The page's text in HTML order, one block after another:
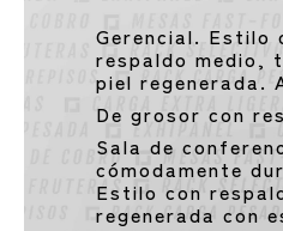
Gerencial. Estilo
respaldo medio,
piel regenerada.
De grosor con
Sala de
cómodamente
Estilo con
regenerada con